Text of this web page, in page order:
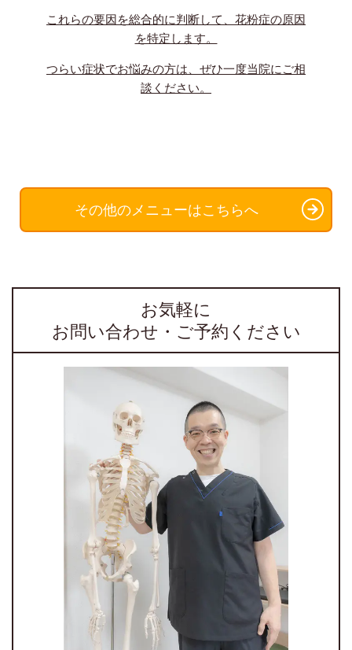
これらの要因を総合的に判断して、花粉症の原因
を特定します。
つらい症状でお悩みの方は、ぜひ一度当院にご相
談ください。
その他のメニューはこちらへ
お気軽に
お問い合わせ・ご予約ください